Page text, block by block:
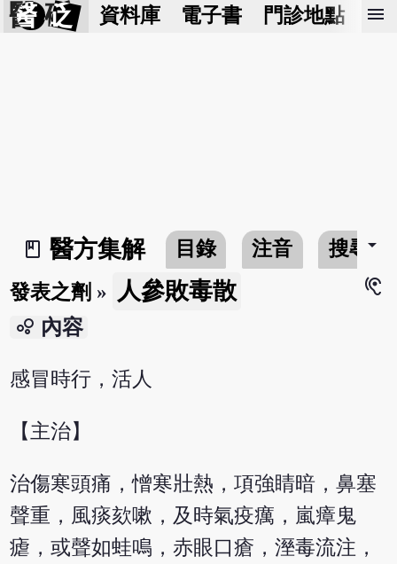
醫 砭 資料庫 電子書 門診地點 預
menu
book_2
醫方集解 目錄 注音 搜尋arrow_drop_down
發表之劑 » 人參敗毒散
hearing
bubble_chart 內容
感冒時行，活人
【主治】
治傷寒頭痛，憎寒壯熱，項強睛暗，鼻塞
聲重，風痰欬嗽，及時氣疫癘，嵐瘴鬼
瘧，或聲如蛙鳴，赤眼口瘡，溼毒流注，